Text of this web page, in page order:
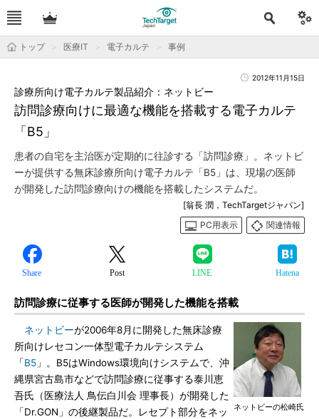
トップ 医療IT 電子カルテ 事例
2012年11月15日
訪問診療向けに最適な機能を搭載する電子カルテ
「B5」
診療所向け電子カルテ製品紹介：ネットビー
患者の自宅を主治医が定期的に往診する「訪問診療」。ネットビ
ーが提供する無床診療所向け電子カルテ「B5」は、現場の医師
が開発した訪問診療向けの機能を搭載したシステムだ。
[翁長 潤，TechTargetジャパン]
PC用表示
関連情報
Share Post LINE Hatena
訪問診療に従事する医師が開発した機能を搭載
ネットビーの松崎氏
ネットビーが2006年8月に開発した無床診療
所向けレセコン一体型電子カルテシステム
「B5 」。B5はWindows環境向けシステムで、沖
縄県宮古島市などで訪問診療に従事する泰川恵
吾氏（医療法人 鳥伝白川会 理事長）が開発した
「Dr.GON」の後継製品だ。レセプト部分をネッ